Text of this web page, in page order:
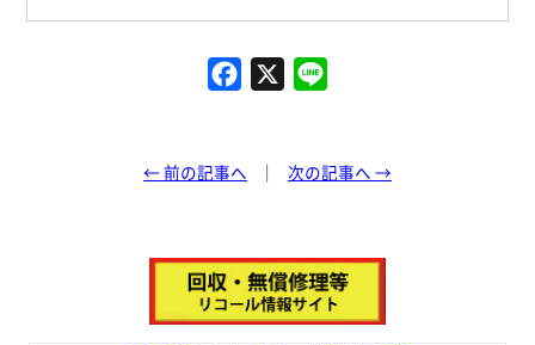
e
o
k
e
← 前の記事へ 次の記事へ →